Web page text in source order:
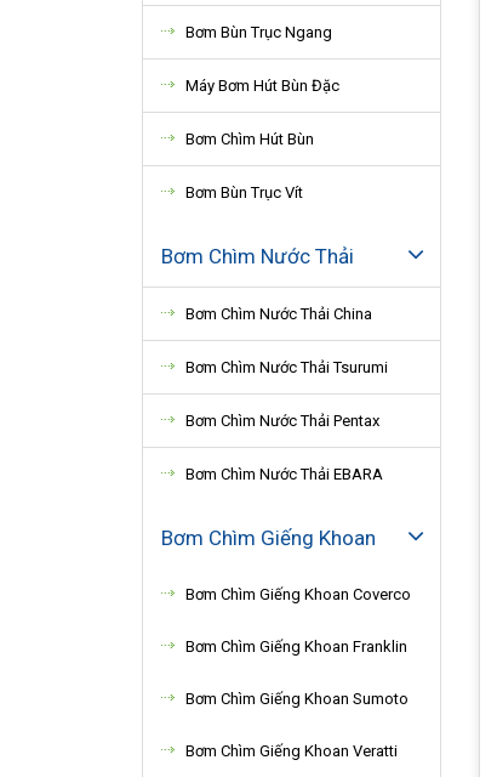
Bơm Bùn Trục Ngang
Máy Bơm Hút Bùn Đặc
Bơm Chìm Hút Bùn
Bơm Bùn Trục Vít
Bơm Chìm Nước Thải
Bơm Chìm Nước Thải China
Bơm Chìm Nước Thải Tsurumi
Bơm Chìm Nước Thải Pentax
Bơm Chìm Nước Thải EBARA
Bơm Chìm Giếng Khoan
Bơm Chìm Giếng Khoan Coverco
Bơm Chìm Giếng Khoan Franklin
Bơm Chìm Giếng Khoan Sumoto
Bơm Chìm Giếng Khoan Veratti